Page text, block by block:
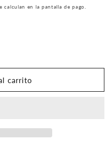
calculan en la pantalla de pago.
carrito